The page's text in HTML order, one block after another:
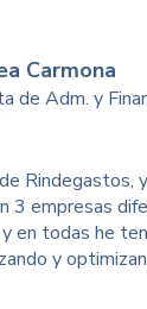
Carmona
de Adm. y
Rindegastos,
3 empresas
en todas he
y